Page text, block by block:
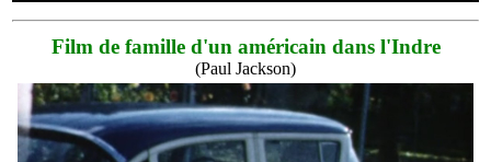
Film de famille d'un américain dans l'Indre
(Paul Jackson)